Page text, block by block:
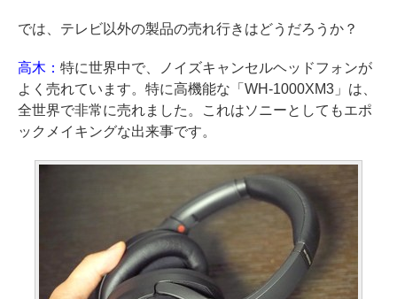
では、テレビ以外の製品の売れ行きはどうだろうか？
高木： 特に世界中で、ノイズキャンセルヘッドフォンが
よく売れています。特に高機能な「WH-1000XM3」は、
全世界で非常に売れました。これはソニーとしてもエポ
ックメイキングな出来事です。